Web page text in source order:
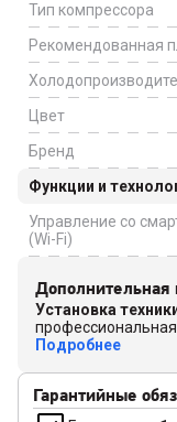
Тип компрессора
Рекомендованная
Цвет
Бренд
Функции и
Управление со
(Wi-Fi)
Дополнительная
Установка
профессиональная
Подробнее
Гарантийные